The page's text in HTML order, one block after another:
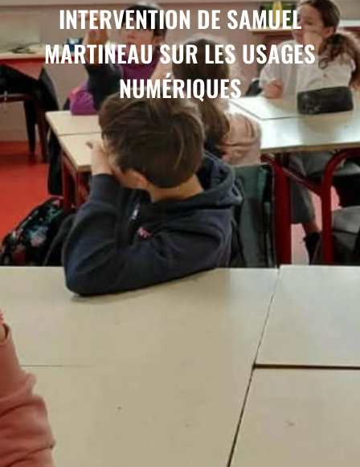
INTERVENTION DE SAMUEL
MARTINEAU SUR LES USAGES
NUMÉRIQUES